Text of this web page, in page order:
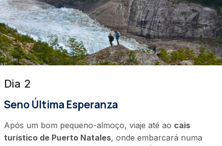
Dia 2
Seno Última Esperanza
Após um bom pequeno-almoço, viaje até ao cais
turístico de Puerto Natales, onde embarcará numa